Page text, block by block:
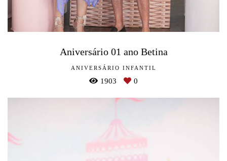
Aniversário 01 ano Betina
ANIVERSÁRIO INFANTIL
1903 0